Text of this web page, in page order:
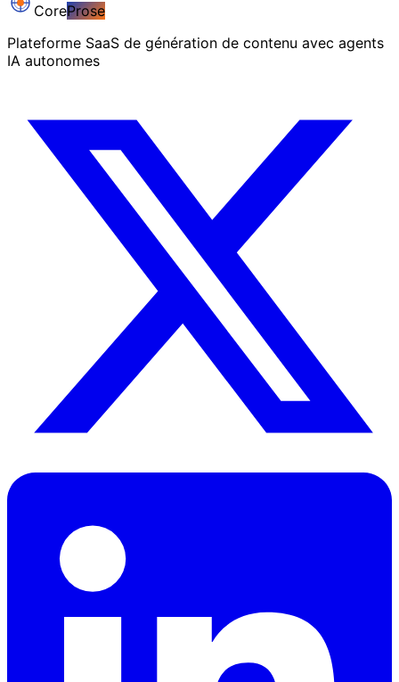
CoreProse
Plateforme SaaS de génération de contenu avec agents
IA autonomes